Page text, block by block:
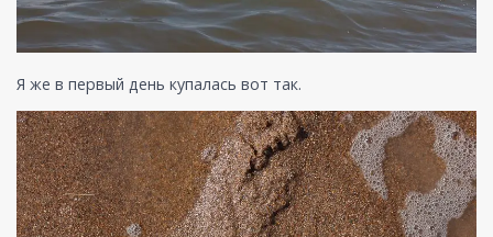
Я же в первый день купалась вот так.